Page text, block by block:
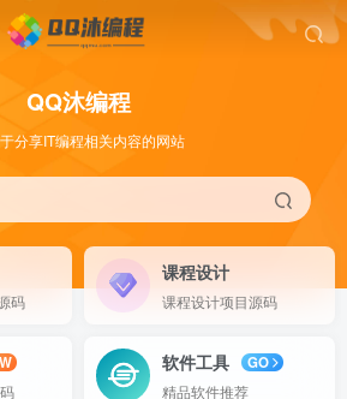
QQ沐编程
分享IT编程相关内容的网站
码
课程设计
课程设计项目源码
软件工具
GO
精品软件推荐
码，编程课程，实用工具应有尽有